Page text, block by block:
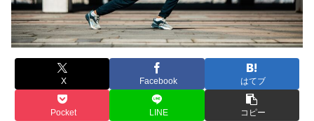
X Facebook はてブ
Pocket LINE コピー